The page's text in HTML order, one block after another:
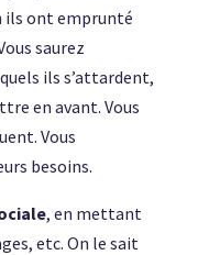
ils ont emprunté
saurez
ils s’attardent,
en avant. Vous
Vous
besoins.
, en mettant
etc. On le sait